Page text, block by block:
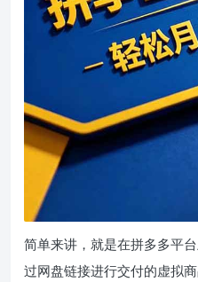
简单来讲，就是在拼多多平
过网盘链接进行交付的虚拟